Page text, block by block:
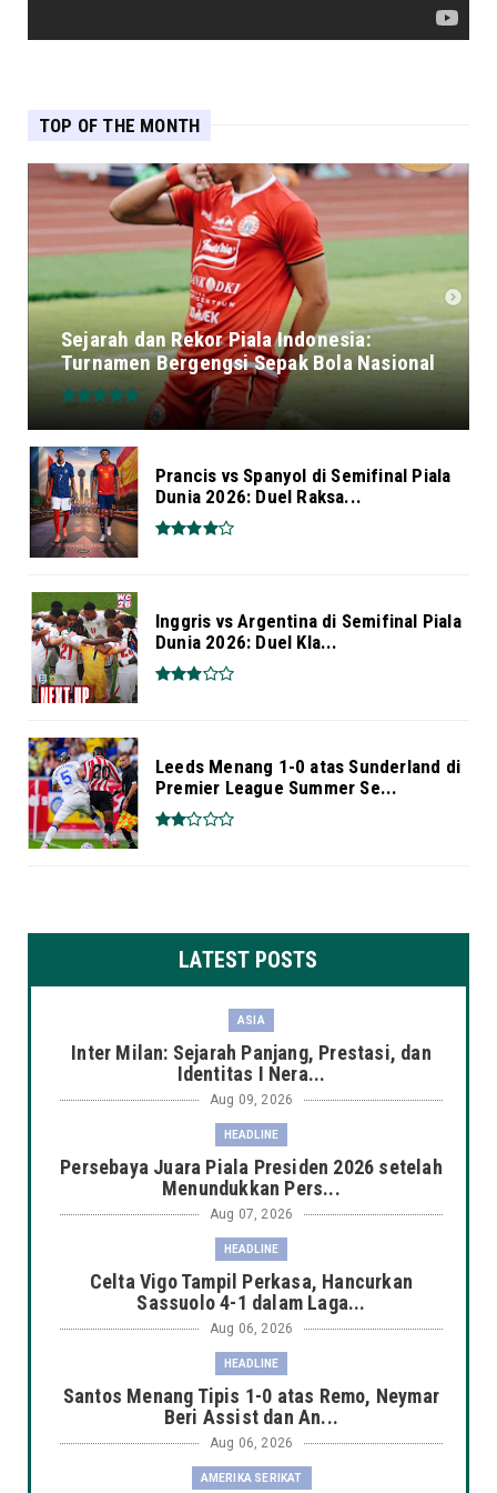
TOP OF THE MONTH
Sejarah dan Rekor Piala Indonesia:
Turnamen Bergengsi Sepak Bola Nasional
Prancis vs Spanyol di Semifinal Piala
Dunia 2026: Duel Raksa...
Inggris vs Argentina di Semifinal Piala
Dunia 2026: Duel Kla...
Leeds Menang 1-0 atas Sunderland di
Premier League Summer Se...
LATEST POSTS
ASIA
Inter Milan: Sejarah Panjang, Prestasi, dan
Identitas I Nera...
Aug 09, 2026
HEADLINE
Persebaya Juara Piala Presiden 2026 setelah
Menundukkan Pers...
Aug 07, 2026
HEADLINE
Celta Vigo Tampil Perkasa, Hancurkan
Sassuolo 4-1 dalam Laga...
Aug 06, 2026
HEADLINE
Santos Menang Tipis 1-0 atas Remo, Neymar
Beri Assist dan An...
Aug 06, 2026
AMERIKA SERIKAT